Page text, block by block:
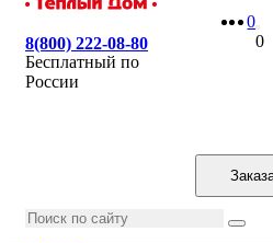
8(800) 222-08-80
Бесплатный по
России
0
0